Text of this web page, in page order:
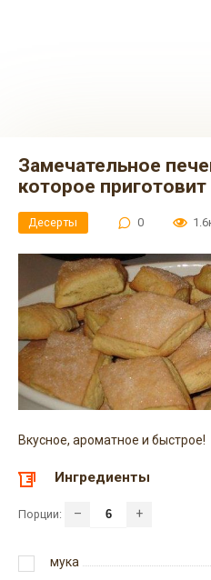
Замечательное печенье на кефире,
которое
Десерты 0
Вкусное, ароматное и быстрое!
Ингредиенты
Порции: – +
мука